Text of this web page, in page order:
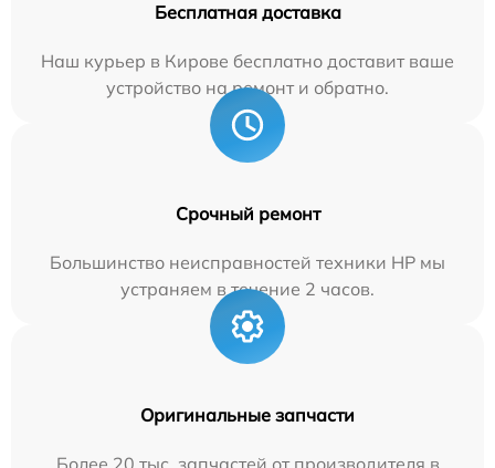
Бесплатная доставка
Наш курьер в Кирове бесплатно доставит ваше
устройство на ремонт и обратно.
Срочный ремонт
Большинство неисправностей техники HP мы
устраняем в течение 2 часов.
Оригинальные запчасти
Более 20 тыс. запчастей от производителя в